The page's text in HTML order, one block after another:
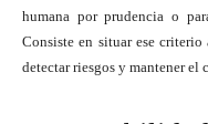
humana por prudencia o
Consiste en situar ese
detectar riesgos y mantener el